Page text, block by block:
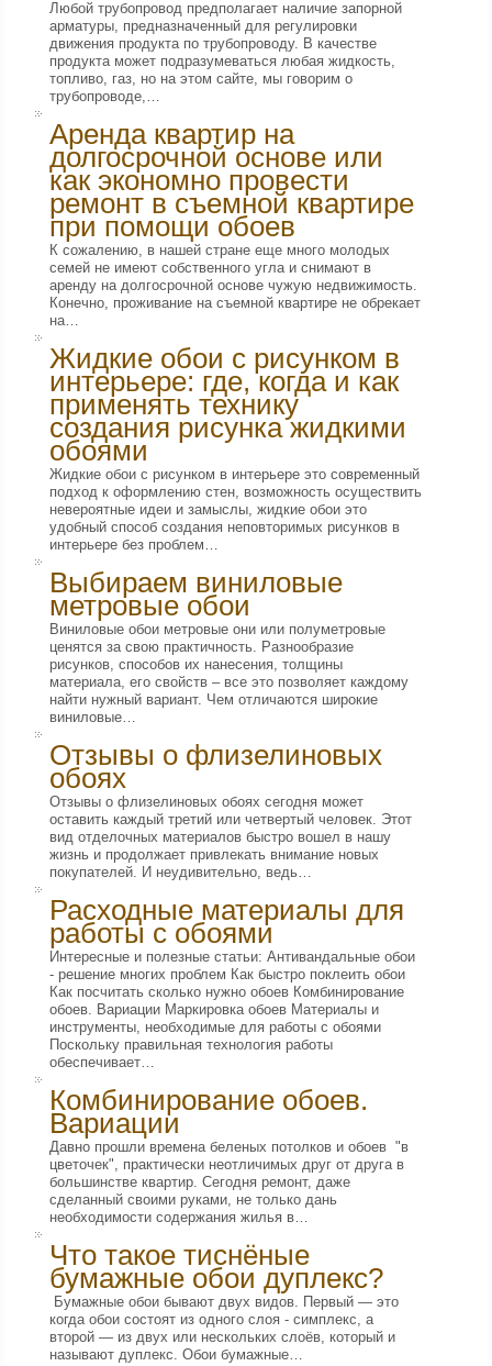
Любой трубопровод предполагает наличие запорной
арматуры, предназначенный для регулировки
движения продукта по трубопроводу. В качестве
продукта может подразумеваться любая жидкость,
топливо, газ, но на этом сайте, мы говорим о
трубопроводе,…
Аренда квартир на
долгосрочной основе или
как экономно провести
ремонт в съемной квартире
при помощи обоев
К сожалению, в нашей стране еще много молодых
семей не имеют собственного угла и снимают в
аренду на долгосрочной основе чужую недвижимость.
Конечно, проживание на съемной квартире не обрекает
на…
Жидкие обои с рисунком в
интерьере: где, когда и как
применять технику
создания рисунка жидкими
обоями
Жидкие обои с рисунком в интерьере это современный
подход к оформлению стен, возможность осуществить
невероятные идеи и замыслы, жидкие обои это
удобный способ создания неповторимых рисунков в
интерьере без проблем…
Выбираем виниловые
метровые обои
Виниловые обои метровые они или полуметровые
ценятся за свою практичность. Разнообразие
рисунков, способов их нанесения, толщины
материала, его свойств – все это позволяет каждому
найти нужный вариант. Чем отличаются широкие
виниловые…
Отзывы о флизелиновых
обоях
Отзывы о флизелиновых обоях сегодня может
оставить каждый третий или четвертый человек. Этот
вид отделочных материалов быстро вошел в нашу
жизнь и продолжает привлекать внимание новых
покупателей. И неудивительно, ведь…
Расходные материалы для
работы с обоями
Интересные и полезные статьи: Антивандальные обои
- решение многих проблем Как быстро поклеить обои
Как посчитать сколько нужно обоев Комбинирование
обоев. Вариации Маркировка обоев Материалы и
инструменты, необходимые для работы с обоями
Поскольку правильная технология работы
обеспечивает…
Комбинирование обоев.
Вариации
Давно прошли времена беленых потолков и обоев "в
цветочек", практически неотличимых друг от друга в
большинстве квартир. Сегодня ремонт, даже
сделанный своими руками, не только дань
необходимости содержания жилья в…
Что такое тиснёные
бумажные обои дуплекс?
Бумажные обои бывают двух видов. Первый — это
когда обои состоят из одного слоя - симплекс, а
второй — из двух или нескольких слоёв, который и
называют дуплекс. Обои бумажные…